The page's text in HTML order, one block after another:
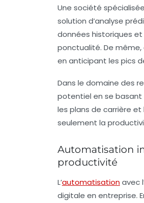
Une société
solution d’analyse
données historiques
ponctualité. De même,
en anticipant les pics
Dans le domaine des
potentiel en se basant
les plans de carrière
seulement la
Automatisation
productivité
L’automatisationavec
digitale en entreprise.